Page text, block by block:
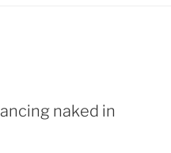
naked in